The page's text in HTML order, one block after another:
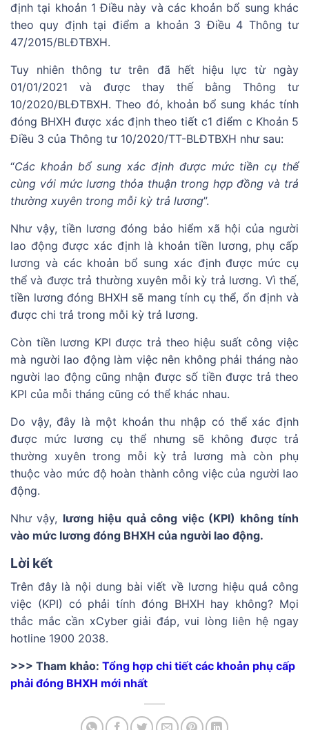
định tại khoản 1 Điều này và các khoản bổ sung khác
theo quy định tại điểm a khoản 3 Điều 4 Thông tư
47/2015/BLĐTBXH.
Tuy nhiên thông tư trên đã hết hiệu lực từ ngày
01/01/2021 và được thay thế bằng Thông tư
10/2020/BLĐTBXH. Theo đó, khoản bổ sung khác tính
đóng BHXH được xác định theo tiết c1 điểm c Khoản 5
Điều 3 của Thông tư 10/2020/TT-BLĐTBXH như sau:
“Các khoản bổ sung xác định được mức tiền cụ thể
cùng với mức lương thỏa thuận trong hợp đồng và trả
thường xuyên trong mỗi kỳ trả lương”.
Như vậy, tiền lương đóng bảo hiểm xã hội của người
lao động được xác định là khoản tiền lương, phụ cấp
lương và các khoản bổ sung xác định được mức cụ
thể và được trả thường xuyên mỗi kỳ trả lương. Vì thế,
tiền lương đóng BHXH sẽ mang tính cụ thể, ổn định và
được chi trả trong mỗi kỳ trả lương.
Còn tiền lương KPI được trả theo hiệu suất công việc
mà người lao động làm việc nên không phải tháng nào
người lao động cũng nhận được số tiền được trả theo
KPI của mỗi tháng cũng có thể khác nhau.
Do vậy, đây là một khoản thu nhập có thể xác định
được mức lương cụ thể nhưng sẽ không được trả
thường xuyên trong mỗi kỳ trả lương mà còn phụ
thuộc vào mức độ hoàn thành công việc của người lao
động.
Như vậy, lương hiệu quả công việc (KPI) không tính
vào mức lương đóng BHXH của người lao động.
Lời kết
Trên đây là nội dung bài viết về lương hiệu quả công
việc (KPI) có phải tính đóng BHXH hay không? Mọi
thắc mắc cần xCyber giải đáp, vui lòng liên hệ ngay
hotline 1900 2038.
>>> Tham khảo: Tổng hợp chi tiết các khoản phụ cấp
phải đóng BHXH mới nhất